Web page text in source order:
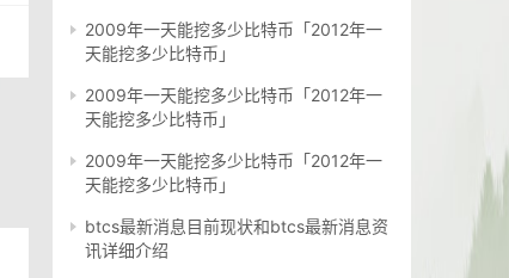
2009年一天能挖多少比特币「2012年一
天能挖多少比特币」
2009年一天能挖多少比特币「2012年一
天能挖多少比特币」
2009年一天能挖多少比特币「2012年一
天能挖多少比特币」
btcs最新消息目前现状和btcs最新消息资
讯详细介绍